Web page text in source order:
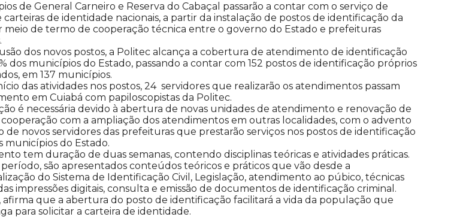
de General Carneiro e Reserva do Cabaçal passarão a contar com o serviço de
carteiras de identidade nacionais, a partir da instalação de postos de identificação da
meio de termo de cooperação técnica entre o governo do Estado e prefeituras
dos novos postos, a Politec alcança a cobertura de atendimento de identificação
dos municípios do Estado, passando a contar com 152 postos de identificação próprios
em 137 municípios.
das atividades nos postos, 24 servidores que realizarão os atendimentos passam
em Cuiabá com papiloscopistas da Politec.
é necessária devido à abertura de novas unidades de atendimento e renovação de
com a ampliação dos atendimentos em outras localidades, com o advento
de novos servidores das prefeituras que prestarão serviços nos postos de identificação
municípios do Estado.
tem duração de duas semanas, contendo disciplinas teóricas e atividades práticas.
são apresentados conteúdos teóricos e práticos que vão desde a
do Sistema de Identificação Civil, Legislação, atendimento ao púbico, técnicas
impressões digitais, consulta e emissão de documentos de identificação criminal.
afirma que a abertura do posto de identificação facilitará a vida da população que
para solicitar a carteira de identidade.